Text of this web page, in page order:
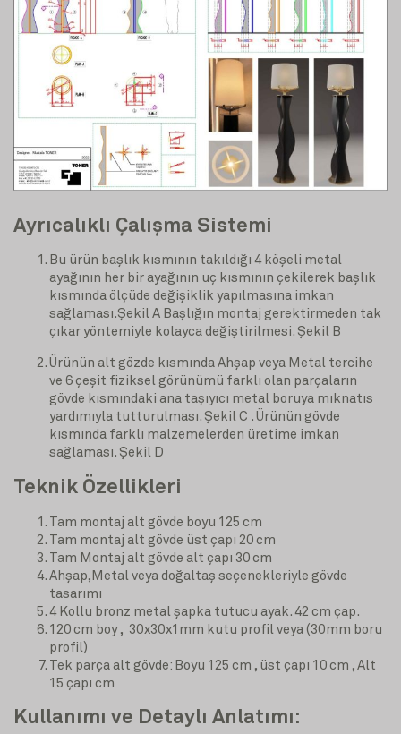
Ayrıcalıklı Çalışma Sistemi
Bu ürün başlık kısmının takıldığı 4 köşeli metal
ayağının her bir ayağının uç kısmının çekilerek başlık
kısmında ölçüde değişiklik yapılmasına imkan
sağlaması.Şekil A Başlığın montaj gerektirmeden tak
çıkar yöntemiyle kolayca değiştirilmesi. Şekil B
Ürünün alt gözde kısmında Ahşap veya Metal tercihe
ve 6 çeşit fiziksel görünümü farklı olan parçaların
gövde kısmındaki ana taşıyıcı metal boruya mıknatıs
yardımıyla tutturulması. Şekil C . Ürünün gövde
kısmında farklı malzemelerden üretime imkan
sağlaması. Şekil D
Teknik Özellikleri
Tam montaj alt gövde boyu 125 cm
Tam montaj alt gövde üst çapı 20 cm
Tam Montaj alt gövde alt çapı 30 cm
Ahşap,Metal veya doğaltaş seçenekleriyle gövde
tasarımı
4 Kollu bronz metal şapka tutucu ayak. 42 cm çap.
120 cm boy , 30x30x1mm kutu profil veya (30mm boru
profil)
Tek parça alt gövde: Boyu 125 cm , üst çapı 10 cm , Alt
15 çapı cm
Kullanımı ve Detaylı Anlatımı: